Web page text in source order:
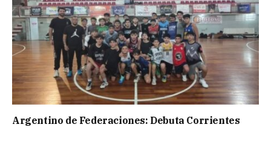
Argentino de Federaciones: Debuta Corrientes